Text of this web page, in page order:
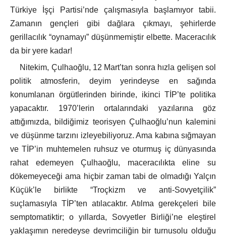
Türkiye İşçi Partisi’nde çalışmasıyla başlamıyor tabii.
Zamanın gençleri gibi dağlara çıkmayı, şehirlerde
gerillacılık “oynamayı” düşünmemiştir elbette. Maceracılık
da bir yere kadar!
Nitekim, Çulhaoğlu, 12 Mart’tan sonra hızla gelişen sol
politik atmosferin, deyim yerindeyse en sağında
konumlanan örgütlerinden birinde, ikinci TİP’te politika
yapacaktır. 1970’lerin ortalarındaki yazılarına göz
attığımızda, bildiğimiz teorisyen Çulhaoğlu’nun kalemini
ve düşünme tarzını izleyebiliyoruz. Ama kabına sığmayan
ve TİP’in muhtemelen ruhsuz ve oturmuş iç dünyasında
rahat edemeyen Çulhaoğlu, maceracılıkta eline su
dökemeyeceği ama hiçbir zaman tabi de olmadığı Yalçın
Küçük’le birlikte “Troçkizm ve anti-Sovyetçilik”
suçlamasıyla TİP’ten atılacaktır. Atılma gerekçeleri bile
semptomatiktir; o yıllarda, Sovyetler Birliği’ne eleştirel
yaklaşımın neredeyse devrimciliğin bir turnusolu olduğu